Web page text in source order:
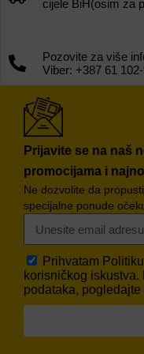
cijele BiH(osim za
Pozovite za više
Viber: +387 61
Prijavite se na naš
promocijama i
Ne dozvolite da
specijalne ponude
Prihvatam
korisničkog
podataka, pogledajte